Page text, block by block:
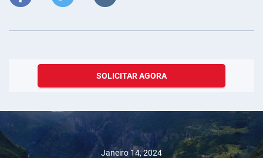
SOLICITAR AGORA
Janeiro 14, 2024